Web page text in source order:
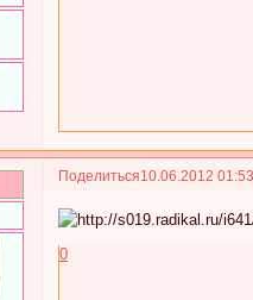
Поделиться10.06.2012
0